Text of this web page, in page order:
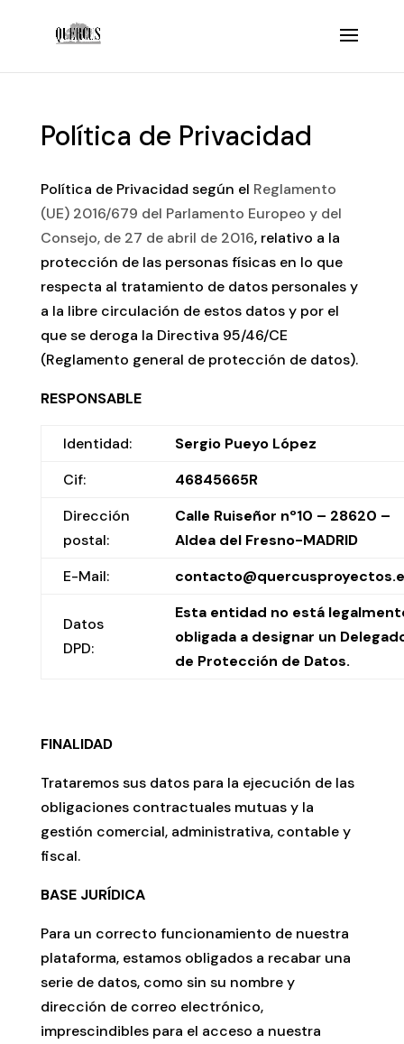
Política de Privacidad
Política de Privacidad según el Reglamento
(UE) 2016/679 del Parlamento Europeo y del
Consejo, de 27 de abril de 2016, relativo a la
protección de las personas físicas en lo que
respecta al tratamiento de datos personales y
a la libre circulación de estos datos y por el
que se deroga la Directiva 95/46/CE
(Reglamento general de protección de datos).
RESPONSABLE
Identidad:
Sergio Pueyo López
Cif:
46845665R
Dirección
postal:
Calle Ruiseñor nº10 – 28620 –
Aldea del Fresno-MADRID
E-Mail:
Datos
DPD:
Esta entidad no está
obligada a designar un
de Protección de Datos.
FINALIDAD
Trataremos sus datos para la ejecución de las
obligaciones contractuales mutuas y la
gestión comercial, administrativa, contable y
fiscal.
BASE JURÍDICA
Para un correcto funcionamiento de nuestra
plataforma, estamos obligados a recabar una
serie de datos, como sin su nombre y
dirección de correo electrónico,
imprescindibles para el acceso a nuestra